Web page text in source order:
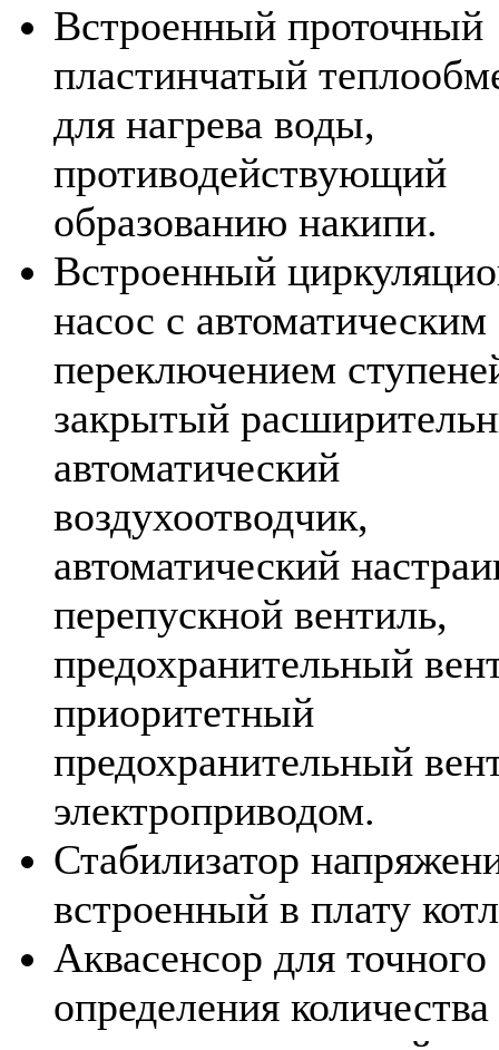
Встроенный проточный
пластинчатый
для нагрева воды,
противодействующий
образованию накипи.
Встроенный
насос с автоматическим
переключением
закрытый
автоматический
воздухоотводчик,
автоматический
перепускной вентиль,
предохранительный
приоритетный
предохранительный
электроприводом.
Стабилизатор
встроенный в плату
Аквасенсор для точного
определения